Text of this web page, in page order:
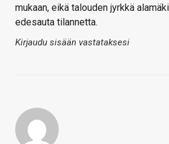
mukaan, eikä talouden jyrkkä
edesauta tilannetta.
Kirjaudu sisään vastataksesi